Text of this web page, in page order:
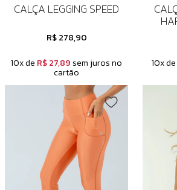
CALÇA LEGGING SPEED
R$ 278,90
10x de R$ 27,89 sem juros no
cartão
10x de